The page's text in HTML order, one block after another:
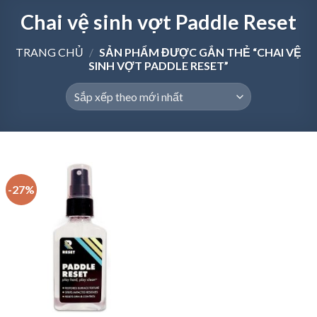
Chai vệ sinh vợt Paddle Reset
TRANG CHỦ / SẢN PHẨM ĐƯỢC GẮN THẺ “CHAI VỆ
SINH VỢT PADDLE RESET”
-27%